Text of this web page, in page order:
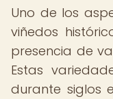
Uno de los
viñedos
presencia de
Estas
durante siglos